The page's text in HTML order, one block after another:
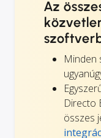
Az
Minden
Directo
összes